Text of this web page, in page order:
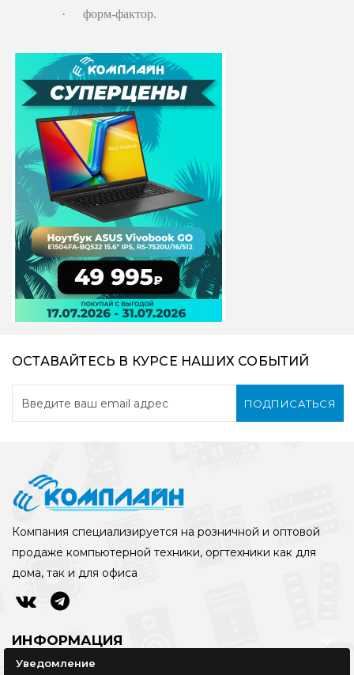
·
форм-фактор.
ОСТАВАЙТЕСЬ В КУРСЕ НАШИХ СОБЫТИЙ
ПОДПИСАТЬСЯ
Компания специализируется на розничной и оптовой
продаже компьютерной техники, оргтехники как для
дома, так и для офиса
ИНФОРМАЦИЯ
Уведомление